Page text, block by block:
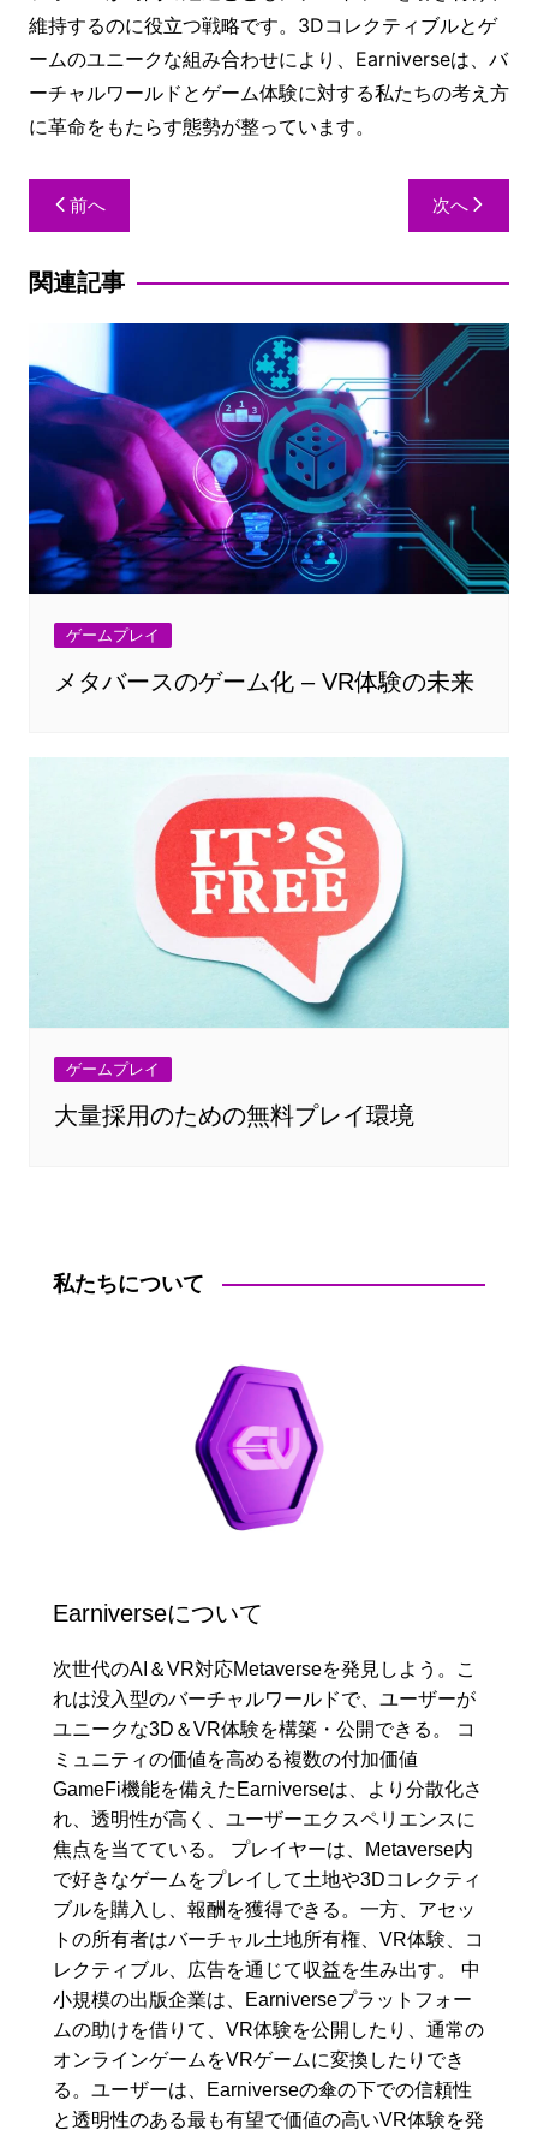
維持するのに役立つ戦略です。3Dコレクティブルとゲ
ームのユニークな組み合わせにより、Earniverseは、バ
ーチャルワールドとゲーム体験に対する私たちの考え方
に革命をもたらす態勢が整っています。
前へ 次へ
関連記事
ゲームプレイ
メタバースのゲーム化 – VR体験の未来
ゲームプレイ
大量採用のための無料プレイ環境
私たちについて
Earniverseについて
次世代のAI＆VR対応Metaverseを発見しよう。こ
れは没入型のバーチャルワールドで、ユーザーが
ユニークな3D＆VR体験を構築・公開できる。 コ
ミュニティの価値を高める複数の付加価値
GameFi機能を備えたEarniverseは、より分散化さ
れ、透明性が高く、ユーザーエクスペリエンスに
焦点を当てている。 プレイヤーは、Metaverse内
で好きなゲームをプレイして土地や3Dコレクティ
ブルを購入し、報酬を獲得できる。一方、アセッ
トの所有者はバーチャル土地所有権、VR体験、コ
レクティブル、広告を通じて収益を生み出す。 中
小規模の出版企業は、Earniverseプラットフォー
ムの助けを借りて、VR体験を公開したり、通常の
オンラインゲームをVRゲームに変換したりでき
る。ユーザーは、Earniverseの傘の下での信頼性
と透明性のある最も有望で価値の高いVR体験を発